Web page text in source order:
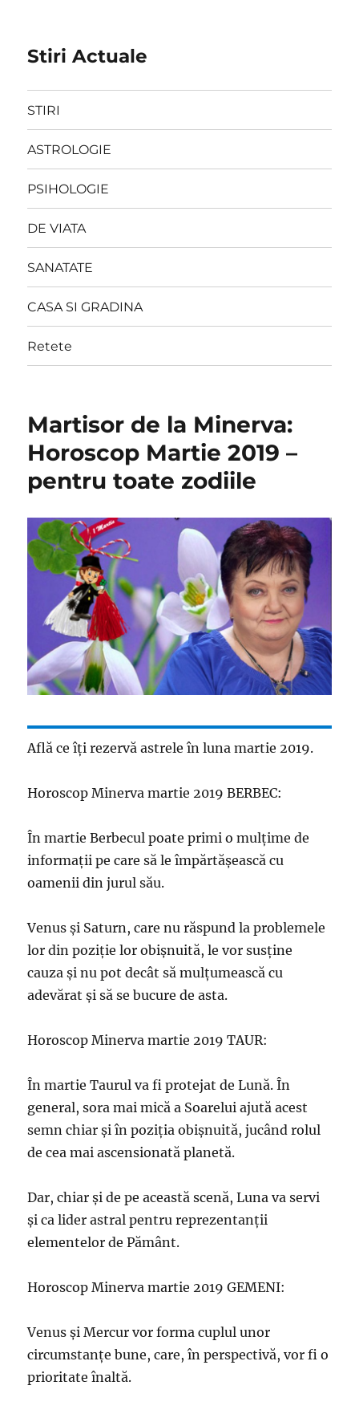
Stiri Actuale
STIRI
ASTROLOGIE
PSIHOLOGIE
DE VIATA
SANATATE
CASA SI GRADINA
Retete
Martisor de la Minerva:
Horoscop Martie 2019 –
pentru toate zodiile
Află ce îți rezervă astrele în luna martie 2019.
Horoscop Minerva martie 2019 BERBEC:
În martie Berbecul poate primi o mulțime de
informaţii pe care să le împărtășească cu
oamenii din jurul său.
Venus și Saturn, care nu răspund la problemele
lor din poziție lor obișnuită, le vor susţine
cauza și nu pot decât să mulțumească cu
adevărat şi să se bucure de asta.
Horoscop Minerva martie 2019 TAUR:
În martie Taurul va fi protejat de Lună. În
general, sora mai mică a Soarelui ajută acest
semn chiar și în poziția obișnuită, jucând rolul
de cea mai ascensionată planetă.
Dar, chiar şi de pe această scenă, Luna va servi
și ca lider astral pentru reprezentanții
elementelor de Pământ.
Horoscop Minerva martie 2019 GEMENI:
Venus şi Mercur vor forma cuplul unor
circumstanțe bune, care, în perspectivă, vor fi o
prioritate înaltă.